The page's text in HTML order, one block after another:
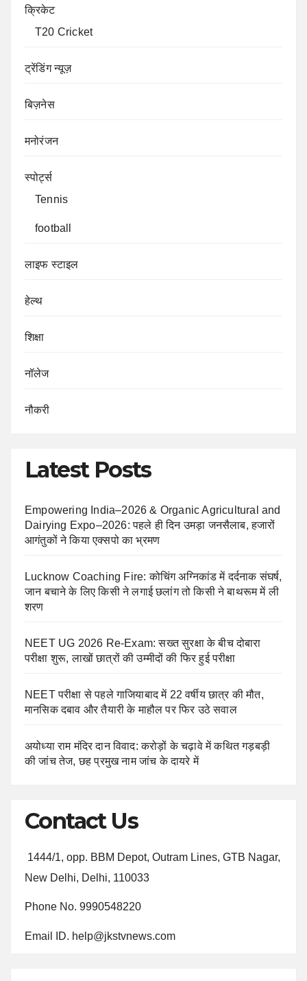
क्रिकेट
T20 Cricket
ट्रेंडिंग न्यूज़
बिज़नेस
मनोरंजन
स्पोर्ट्स
Tennis
football
लाइफ स्टाइल
हेल्थ
शिक्षा
नॉलेज
नौकरी
Latest Posts
Empowering India–2026 & Organic Agricultural and
Dairying Expo–2026: पहले ही दिन उमड़ा जनसैलाब, हजारों
आगंतुकों ने किया एक्सपो का भ्रमण
Lucknow Coaching Fire: कोचिंग अग्निकांड में दर्दनाक संघर्ष,
जान बचाने के लिए किसी ने लगाई छलांग तो किसी ने बाथरूम में ली
शरण
NEET UG 2026 Re-Exam: सख्त सुरक्षा के बीच दोबारा
परीक्षा शुरू, लाखों छात्रों की उम्मीदों की फिर हुई परीक्षा
NEET परीक्षा से पहले गाजियाबाद में 22 वर्षीय छात्र की मौत,
मानसिक दबाव और तैयारी के माहौल पर फिर उठे सवाल
अयोध्या राम मंदिर दान विवाद: करोड़ों के चढ़ावे में कथित गड़बड़ी
की जांच तेज, छह प्रमुख नाम जांच के दायरे में
Contact Us
1444/1, opp. BBM Depot, Outram Lines, GTB Nagar,
New Delhi, Delhi, 110033
Phone No. 9990548220
Email ID. help@jkstvnews.com